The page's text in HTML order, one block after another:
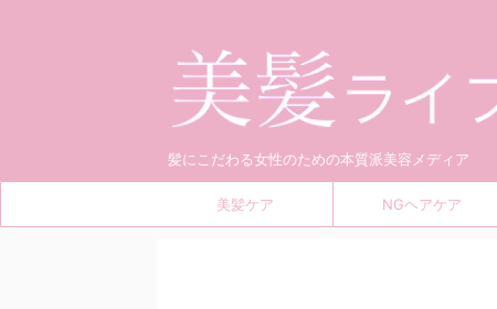
髪にこだわる女性のための本質派美容メディア
美髪ケア NGヘアケア